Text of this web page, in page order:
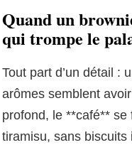
Quand un
qui trompe le
Tout part d’un détail :
arômes semblent
profond, le **café** se
tiramisu, sans biscuits